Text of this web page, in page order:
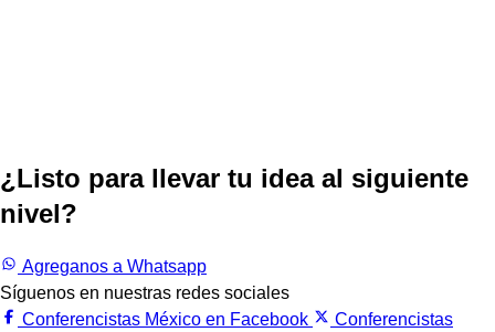
¿Listo para llevar tu idea al siguiente
nivel?
Agreganos a Whatsapp
Síguenos en nuestras redes sociales
Conferencistas México en Facebook
Conferencistas